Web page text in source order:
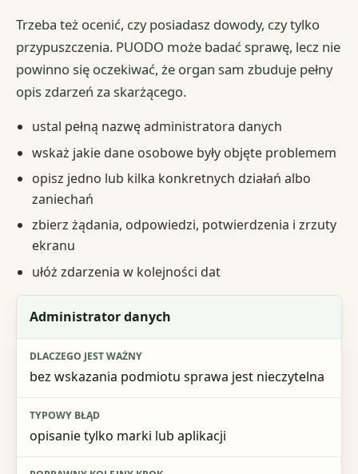
Trzeba też ocenić, czy posiadasz dowody, czy tylko
przypuszczenia. PUODO może badać sprawę, lecz nie
powinno się oczekiwać, że organ sam zbuduje pełny
opis zdarzeń za skarżącego.
ustal pełną nazwę administratora danych
wskaż jakie dane osobowe były objęte problemem
opisz jedno lub kilka konkretnych działań albo
zaniechań
zbierz żądania, odpowiedzi, potwierdzenia i zrzuty
ekranu
ułóż zdarzenia w kolejności dat
Element do sprawdzenia
Dlaczego jest ważny
Poprawny kolejny krok
Administrator danych
bez wskazania podmiotu sprawa jest nieczytelna
opisanie tylko marki lub aplikacji